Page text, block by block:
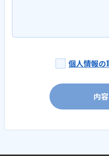
個人情報の
内